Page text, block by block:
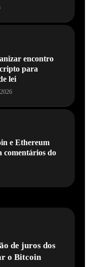
encontro
para
lei
e Ethereum
comentários do
de juros dos
o Bitcoin